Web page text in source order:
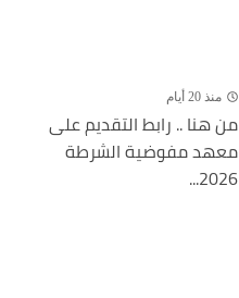
منذ 20 أيام
من هنا .. رابط التقديم على
معهد مفوضية الشرطة
2026...